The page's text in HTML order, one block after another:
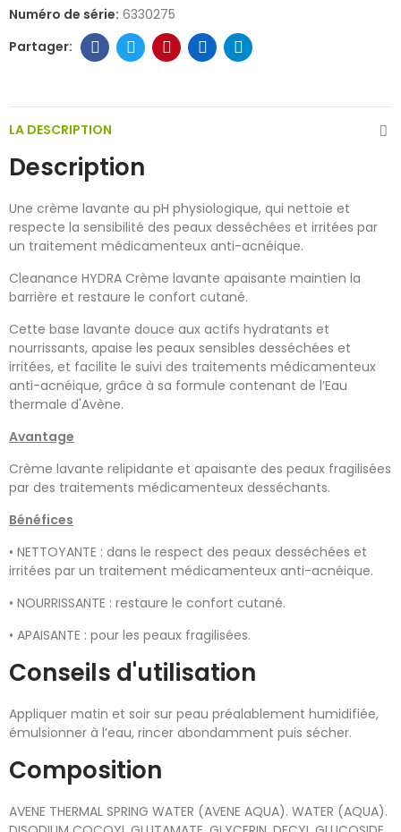
Numéro de série: 6330275
LA DESCRIPTION
Description
Une crème lavante au pH physiologique, qui nettoie et
respecte la sensibilité des peaux desséchées et irritées par
un traitement médicamenteux anti-acnéique.
Cleanance HYDRA Crème lavante apaisante maintien la
barrière et restaure le confort cutané.
Cette base lavante douce aux actifs hydratants et
nourrissants, apaise les peaux sensibles desséchées et
irritées, et facilite le suivi des traitements médicamenteux
anti-acnéique, grâce à sa formule contenant de l’Eau
thermale d'Avène.
Avantage
Crème lavante relipidante et apaisante des peaux fragilisées
par des traitements médicamenteux desséchants.
Bénéfices
• NETTOYANTE : dans le respect des peaux desséchées et
irritées par un traitement médicamenteux anti-acnéique.
• NOURRISSANTE : restaure le confort cutané.
• APAISANTE : pour les peaux fragilisées.
Conseils d'utilisation
Appliquer matin et soir sur peau préalablement humidifiée,
émulsionner à l’eau, rincer abondamment puis sécher.
Composition
AVENE THERMAL SPRING WATER (AVENE AQUA). WATER (AQUA).